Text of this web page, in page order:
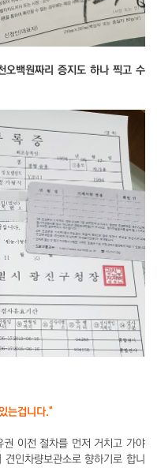
오백원짜리 증지도 하나 찍고 수
는겁니다."
이전 절차를 먼저 거치고 가야
인차량보관소로 향하기로 합니